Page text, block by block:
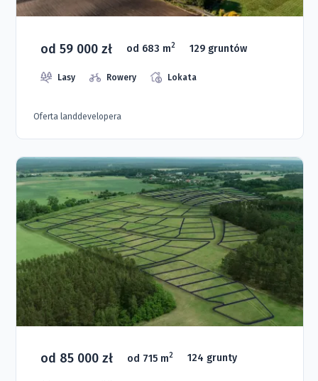
od 59 000 zł od 683 m2 129 gruntów
Lasy Rowery Lokata
Oferta landdevelopera
od 85 000 zł od 715 m2 124 grunty